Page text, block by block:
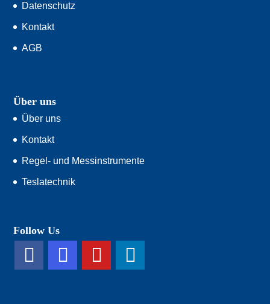
Datenschutz
Kontakt
AGB
Über uns
Über uns
Kontakt
Regel- und Messinstrumente
Teslatechnik
Follow Us